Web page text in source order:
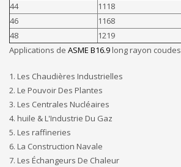
44
1118
46
1168
48
1219
Applications de ASME B16.9long rayon coudes
1. Les Chaudières Industrielles
2. Le Pouvoir Des Plantes
3. Les Centrales Nucléaires
4. huile & L'Industrie Du Gaz
5. Les raffineries
6. La Construction Navale
7. Les Échangeurs De Chaleur